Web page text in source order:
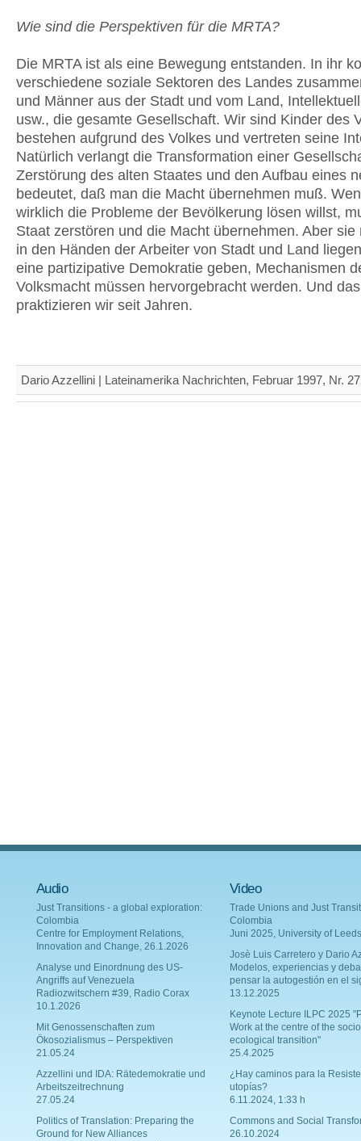
Wie sind die Perspektiven für die MRTA?
Die MRTA ist als eine Bewegung entstanden. In ihr
verschiedene soziale Sektoren des Landes
und Männer aus der Stadt und vom Land,
usw., die gesamte Gesellschaft. Wir sind Kinder des
bestehen aufgrund des Vol­kes und vertreten seine
Natürlich verlangt die Transformation einer
Zerstörung des alten Staates und den Aufbau eines
bedeutet, daß man die Macht übernehmen muß.
wirklich die Probleme der Bevölkerung lösen willst,
Staat zerstören und die Macht übernehmen. Aber sie
in den Händen der Arbeiter von Stadt und Land
eine partizipative Demokratie geben, Mechanismen
Volksmacht müssen hervorgebracht werden. Und das
praktizieren wir seit Jahren.
Dario Azzellini | Lateinamerika Nachrichten, Februar 1997, Nr.
Audio
Just Transitions - a global exploration:
Colombia
Centre for Employment Relations,
Innovation and Change, 26.1.2026
Analyse und Einordnung des US-
Angriffs auf Venezuela
Radiozwitschern #39, Radio Corax
10.1.2026
Mit Genossenschaften zum
Ökosozialismus – Perspektiven
21.05.24
Azzellini und IDA: Rätedemokratie und
Arbeitszeitrechnung
27.05.24
Politics of Translation: Preparing the
Ground for New Alliances
Video
Trade Unions and Just
Colombia
Juni 2025, University of Leeds
Josè Luis Carretero y Dario
Modelos, experiencias y
pensar la autogestión en el
13.12.2025
Keynote Lecture ILPC 2025
Work at the centre of the
ecological transition"
25.4.2025
¿Hay caminos para la
utopías?
6.11.2024, 1:33 h
Commons and Social
26.10.2024